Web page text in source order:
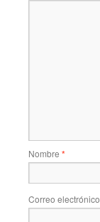
Nombre *
Correo electrónico